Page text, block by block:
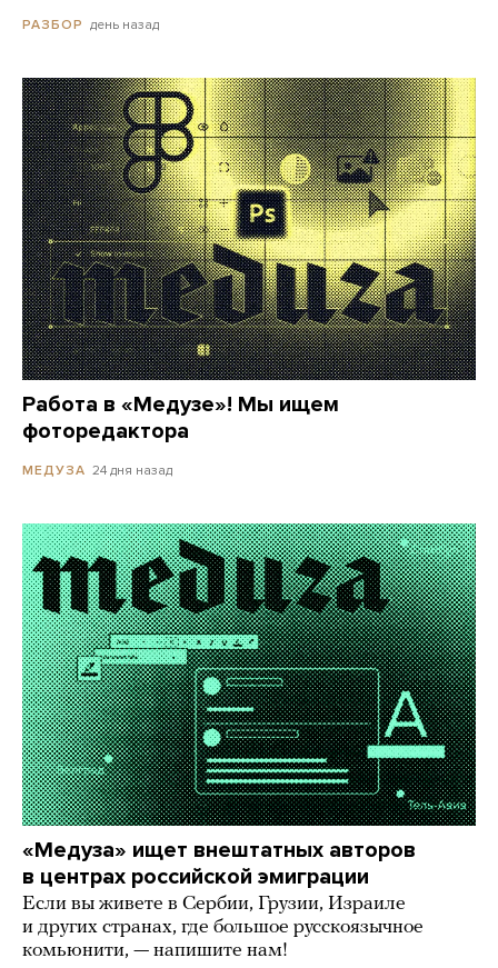
РАЗБОР день назад
Работа в «Медузе»! Мы ищем
фоторедактора
МЕДУЗА 24 дня назад
«Медуза» ищет внештатных авторов
в центрах российской эмиграции
Если вы живете в Сербии, Грузии, Израиле
и других странах, где большое русскоязычное
комьюнити, — напишите нам!